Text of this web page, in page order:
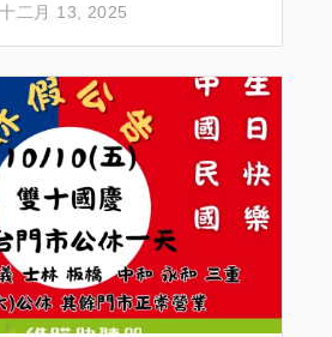
十二月 13, 2025